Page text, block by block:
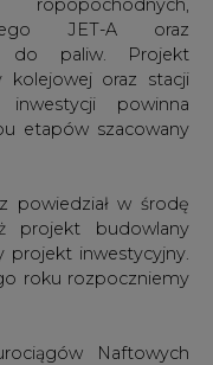
JET-A oraz
do paliw. Projekt
oraz stacji
inwestycji powinna
etapów szacowany
powiedział w środę
projekt budowlany
inwestycyjny.
roku rozpoczniemy
Naftowych